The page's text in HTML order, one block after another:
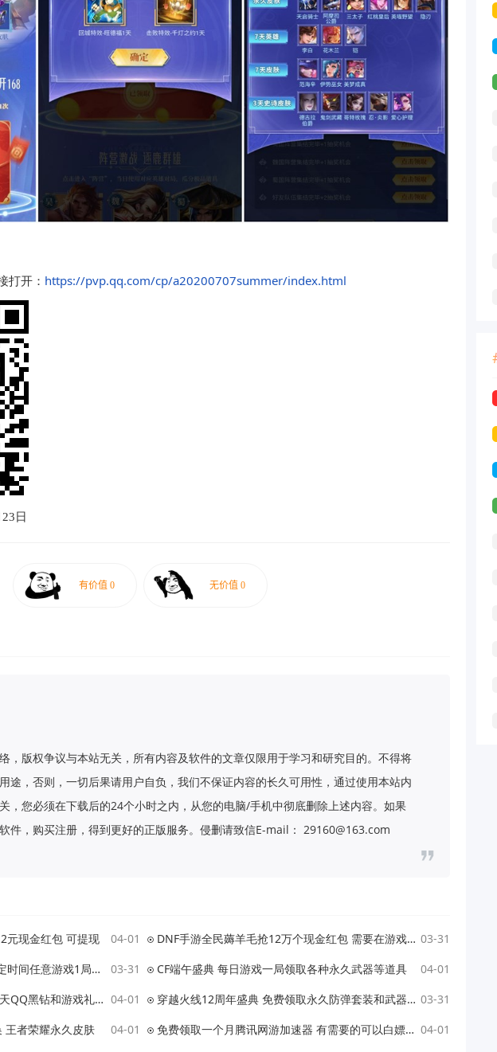
打开： https://pvp.qq.com/cp/a20200707summer/index.html
日
，版权争议与本站无关，所有内容及软件的文章仅限用于学习和研究目的。不得将
途，否则，一切后果请用户自负，我们不保证内容的长久可用性，通过使用本站内
，您必须在下载后的24个小时之内，从您的电脑/手机中彻底删除上述内容。如果
件，购买注册，得到更好的正版服务。侵删请致信E-mail： 29160@163.com
元现金红包 可提现 04-01 DNF手游全民薅羊毛抢12万个现金红包 需要在游戏登陆后兑换 03-31
CF领取永久耀龙或雷神 只需固定时间任意游戏1局即可
03-31 CF端午盛典 每日游戏一局领取各种永久武器等道具
04-01
DNF周年庆典100%免费领取14天QQ黑钻和游戏礼包 亲测秒到账 04-01 穿越火线12周年盛典 免费领取永久防弹套装和武器 抽1年的CF会员 03-31
王者荣耀永久皮肤
04-01 免费领取一个月腾讯网游加速器 有需要的可以白嫖下 04-01